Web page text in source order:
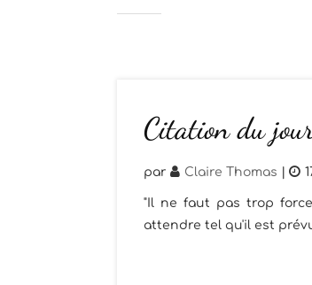
Citation du
par Claire Thomas |
"Il ne faut pas trop
attendre tel qu'il est